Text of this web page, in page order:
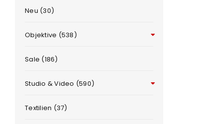
Neu (30)
Objektive (538)
Sale (186)
Studio & Video (590)
Textilien (37)